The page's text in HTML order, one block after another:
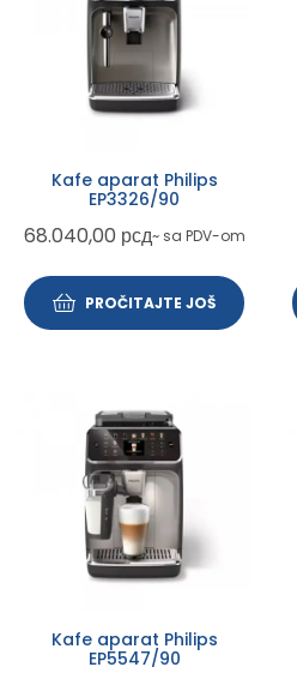
Kafe aparat Philips
EP3326/90
68.040,00 рсд~ sa PDV-om
PROČITAJTE JOŠ
Kafe aparat Philips
EP5547/90